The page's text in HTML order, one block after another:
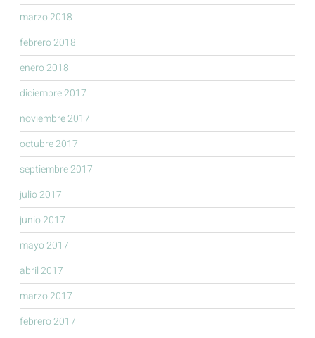
marzo 2018
febrero 2018
enero 2018
diciembre 2017
noviembre 2017
octubre 2017
septiembre 2017
julio 2017
junio 2017
mayo 2017
abril 2017
marzo 2017
febrero 2017